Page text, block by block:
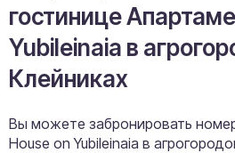
гостинице
Yubileinaia в
Клейниках
Вы можете забронировать
House on Yubileinaia в